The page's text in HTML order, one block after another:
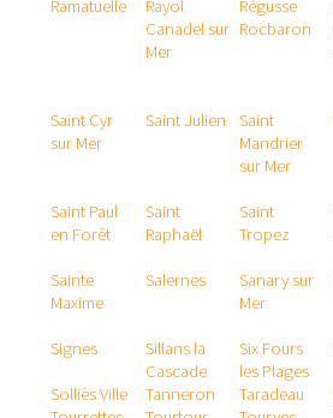
Ramatuelle
Rayol
Canadel sur
Mer
Régusse
Rocbaron
Saint Cyr
sur Mer
Saint Julien
Saint
Mandrier
sur Mer
Saint Paul
en Forêt
Saint
Raphaël
Saint
Tropez
Sainte
Maxime
Salernes
Sanary sur
Mer
Signes
Sillans la
Cascade
Six Fours
les Plages
Solliès Ville
Tanneron Taradeau